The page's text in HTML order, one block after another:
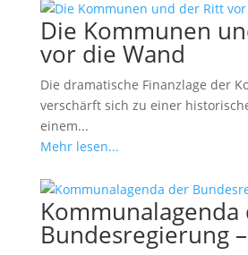
Die Kommunen
vor die Wand
Die dramatische Finanzlage der
verschärft sich zu einer
einem...
Mehr lesen...
Kommunalagenda
Bundesregierung –